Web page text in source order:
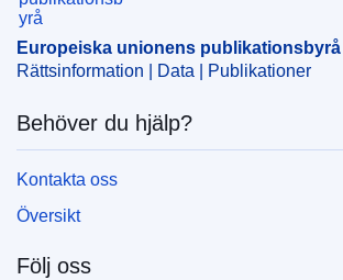
CELEX : 52024AS64647
OJ : C_202405132
Europeiska unionens publikationsbyrå
Rättsinformation | Data | Publikationer
Behöver du hjälp?
Kontakta oss
Översikt
Följ oss